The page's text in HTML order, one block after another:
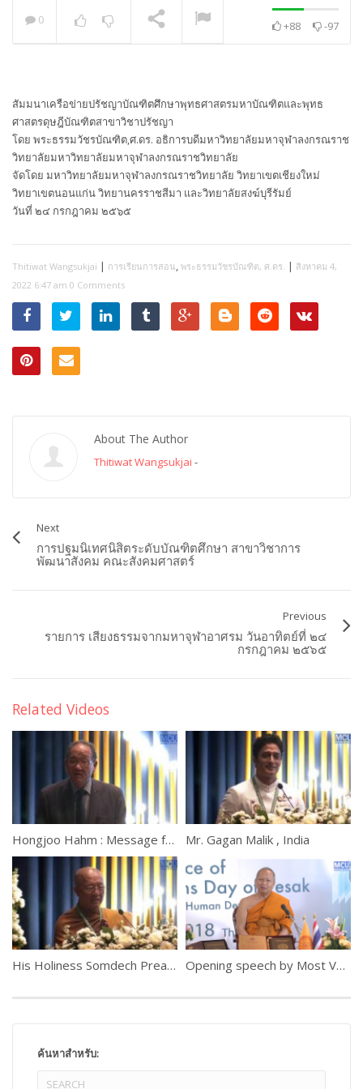
0 +88 -97
สัมมนาเครือข่ายปรัชญาบัณฑิตศึกษาพุทธศาสตรมหาบัณฑิตและพุทธ
ศาสตรดุษฎีบัณฑิตสาขาวิชาปรัชญา
โดย พระธรรมวัชรบัณฑิต,ศ.ดร. อธิการบดีมหาวิทยาลัยมหาจุฬาลงกรณราช
วิทยาลัยมหาวิทยาลัยมหาจุฬาลงกรณราชวิทยาลัย
จัดโดย มหาวิทยาลัยมหาจุฬาลงกรณราชวิทยาลัย วิทยาเขตเชียงใหม่
วิทยาเขตนอนแก่น วิทยานครราชสีมา และวิทยาลัยสงฆ์บุรีรัมย์
วันที่ ๒๔ กรกฎาคม ๒๕๖๕
Thitiwat Wangsukjai | การเรียนการสอน, พระธรรมวัชรบัณฑิต, ศ.ดร. | สิงหาคม 4,
2022 6:47 am 0 Comments
About The Author
Thitiwat Wangsukjai -
Next
การปฐมนิเทศนิสิตระดับบัณฑิตศึกษา สาขาวิชาการ
พัฒนาสังคม คณะสังคมศาสตร์
Previous
รายการ เสียงธรรมจากมหาจุฬาอาศรม วันอาทิตย์ที่ ๒๔
กรกฎาคม ๒๕๖๕
Related Videos
Hongjoo Hahm : Message from H.E. Antonio Guterres, UN Secretary-General Mr. Gagan Malik , India
His Holiness Somdech Preah Mahasangharajah Bour Kry, Cambodia Opening speech by Most Ven. Prof. Dr. Phra Brahmapundit
ค้นหาสำหรับ: